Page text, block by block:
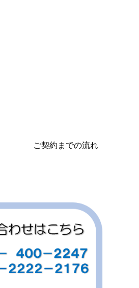
ご契約までの流れ